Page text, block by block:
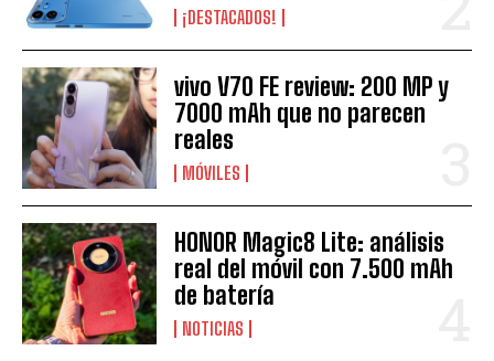
¡DESTACADOS!
vivo V70 FE review: 200 MP y
7000 mAh que no parecen
reales
MÓVILES
HONOR Magic8 Lite: análisis
real del móvil con 7.500 mAh
de batería
NOTICIAS